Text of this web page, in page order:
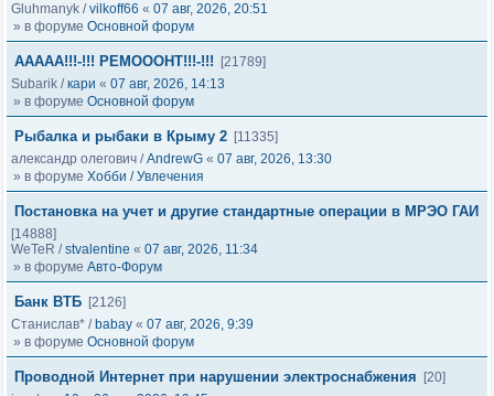
Gluhmanyk /vilkoff66 « 07 авг, 2026, 20:51
» в форуме Основной форум
ААААА!!!-!!! РЕМОООНТ!!!-!!!
[21789]
Subarik /кари « 07 авг, 2026, 14:13
» в форуме Основной форум
Рыбалка и рыбаки в Крыму 2 [11335]
александр олегович /AndrewG « 07 авг, 2026, 13:30
» в форуме Хобби / Увлечения
Постановка на учет и другие стандартные операции в МРЭО ГАИ
[14888]
WeTeR /stvalentine « 07 авг, 2026, 11:34
» в форуме Авто-Форум
Банк ВТБ [2126]
Станислав* / babay « 07 авг, 2026, 9:39
» в форуме Основной форум
Проводной Интернет при нарушении электроснабжения
[20]